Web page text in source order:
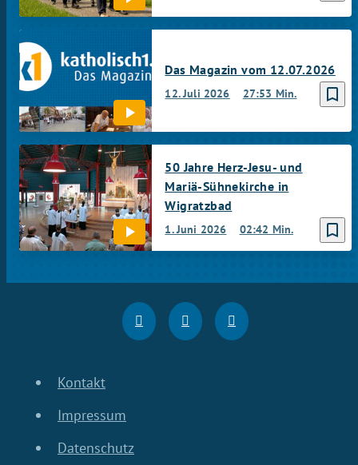
bookmark_border
12. Juli 2026 27:53 Min.
Das Magazin vom 12.07.2026
bookmark_border
1. Juni 2026 02:42 Min.
50 Jahre Herz-Jesu- und
Mariä-Sühnekirche in
Wigratzbad
Kontakt
Impressum
Datenschutz